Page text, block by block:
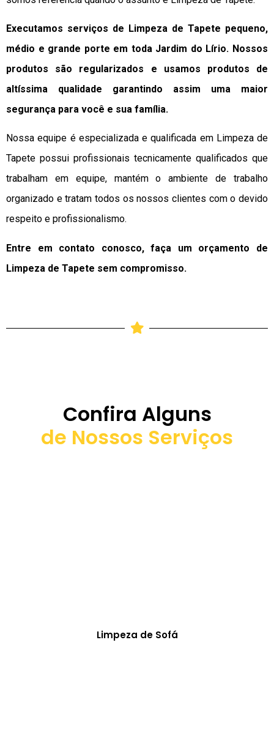
Executamos serviços de Limpeza de Tapete pequeno,
médio e grande porte em toda Jardim do Lírio. Nossos
produtos são regularizados e usamos produtos de
altíssima qualidade garantindo assim uma maior
segurança para você e sua família.
Nossa equipe é especializada e qualificada em Limpeza de
Tapete possui profissionais tecnicamente qualificados que
trabalham em equipe, mantém o ambiente de trabalho
organizado e tratam todos os nossos clientes com o devido
respeito e profissionalismo.
Entre em contato conosco, faça um orçamento de
Limpeza de Tapete sem compromisso.
Confira Alguns
de Nossos Serviços
Limpeza de Sofá